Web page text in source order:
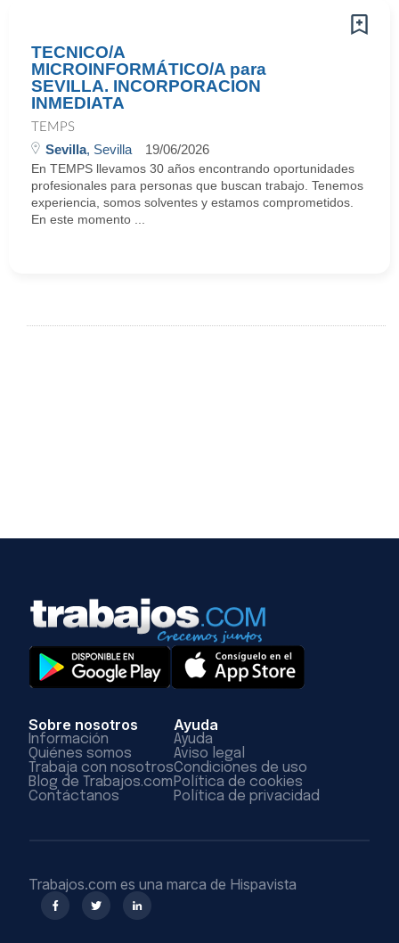
TECNICO/A
MICROINFORMÁTICO/A para
SEVILLA. INCORPORACION
INMEDIATA
TEMPS
Sevilla, Sevilla 19/06/2026
En TEMPS llevamos 30 años encontrando oportunidades
profesionales para personas que buscan trabajo. Tenemos
experiencia, somos solventes y estamos comprometidos.
En este momento ...
Sobre nosotros
Información
Quiénes somos
Trabaja con nosotros
Blog de Trabajos.com
Contáctanos
Ayuda
Ayuda
Aviso legal
Condiciones de uso
Política de cookies
Política de privacidad
Trabajos.com es una marca de Hispavista